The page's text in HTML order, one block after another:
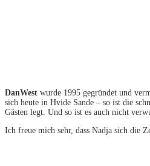
DanWest wurde 1995 gegründet und
sich heute in Hvide Sande – so ist die
Gästen legt. Und so ist es auch nicht
Ich freue mich sehr, dass Nadja sich die